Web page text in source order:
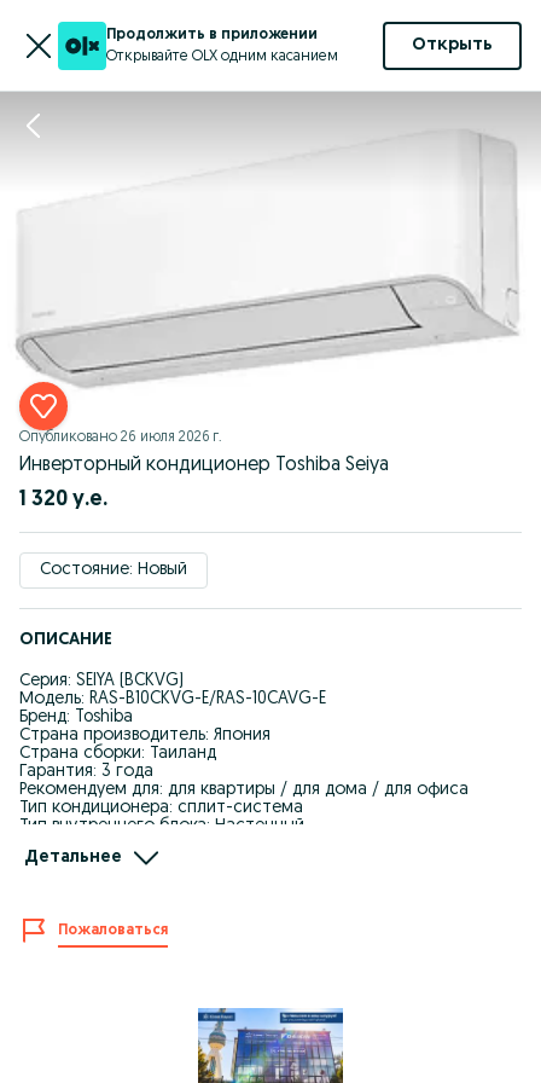
Продолжить в приложении
Открывайте OLX одним касанием
Открыть
Опубликовано 26 июля 2026 г.
Инверторный кондиционер Toshiba Seiya
1 320 у.е.
Состояние: Новый
ОПИСАНИЕ
Серия: SEIYA (BCKVG)
Модель: RAS-B10CKVG-E/RAS-10CAVG-E
Бренд: Toshiba
Страна производитель: Япония
Страна сборки: Таиланд
Гарантия: 3 года
Рекомендуем для: для квартиры / для дома / для офиса
Тип кондиционера: сплит-система
Тип внутреннего блока: Настенный
Площадь: 25 м2
Мощность охлаждения: 2.5 кВт (8 500 BTU/h)
Мощность обогрева: 3.2 кВт (10 900 BTU/h)
Минимальный уровень шума: 19 дБ
Электропитание: 220/50/1 В/Гц/Ф
Потребляемая мощность на охлаждение: 0.67 кВт
Потребляемая мощность на обогрев: 0.82 кВт
Детальнее
Пожаловаться